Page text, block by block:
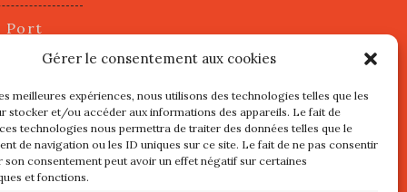
Gérer le consentement aux cookies
meilleures expériences, nous utilisons des technologies telles que les
stocker et/ou accéder aux informations des appareils. Le fait de
technologies nous permettra de traiter des données telles que le
de navigation ou les ID uniques sur ce site. Le fait de ne pas consentir
son consentement peut avoir un effet négatif sur certaines
et fonctions.
Port
juillet
3 Mai
de